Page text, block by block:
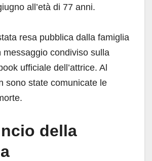
all’età di 77 anni.
resa pubblica dalla famiglia
messaggio condiviso sulla
ufficiale dell’attrice. Al
sono state comunicate le
della